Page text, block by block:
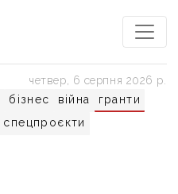
бізнес війна
гранти
спецпроєкти
четвер, 6 серпня 2026 р.